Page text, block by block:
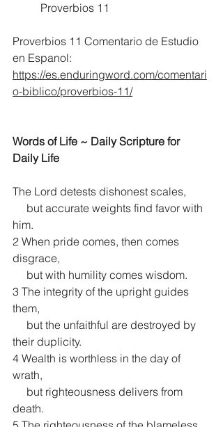
	Proverbios 11
Proverbios 11 Comentario de Estudio
en Espanol:
https://es.enduringword.com/comentari
o-biblico/proverbios-11/
Words of Life ~ Daily Scripture for
Daily Life
The Lord detests dishonest scales,
him.
2 When pride comes, then comes
disgrace,
     but with humility comes wisdom.
3 The integrity of the upright guides
them,
their duplicity.
4 Wealth is worthless in the day of
wrath,
death.